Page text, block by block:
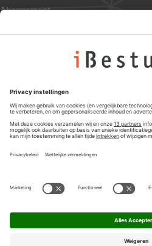
Abonnement
Privacyinstellingen